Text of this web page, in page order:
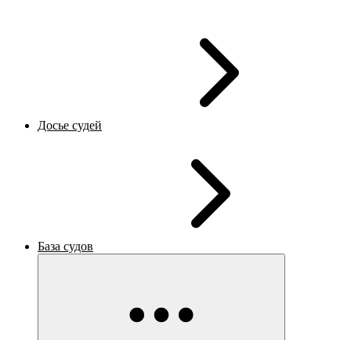
Досье судей
База судов